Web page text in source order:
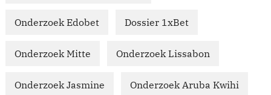
Onderzoek Edobet Dossier 1xBet
Onderzoek Mitte Onderzoek Lissabon
Onderzoek Jasmine Onderzoek Aruba Kwihi